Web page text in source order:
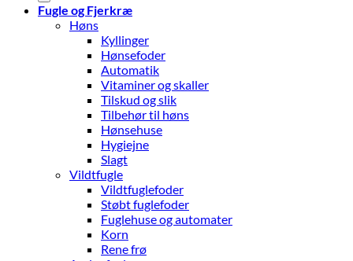
Fugle og Fjerkræ
Høns
Kyllinger
Hønsefoder
Automatik
Vitaminer og skaller
Tilskud og slik
Tilbehør til høns
Hønsehuse
Hygiejne
Slagt
Vildtfugle
Vildtfuglefoder
Støbt fuglefoder
Fuglehuse og automater
Korn
Rene frø